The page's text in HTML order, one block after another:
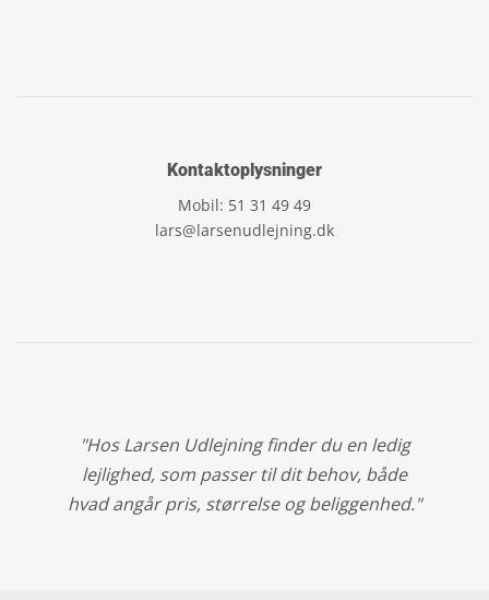
Kontaktoplysninger
Mobil: 51 31 49 49
lars@larsenudlejning.dk
"Hos Larsen Udlejning finder du en ledig
lejlighed, som passer til dit behov, både
hvad angår pris, størrelse og beliggenhed."